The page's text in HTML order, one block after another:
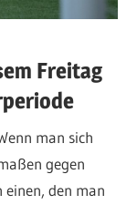
Freitag
man sich
gegen
einen, den man